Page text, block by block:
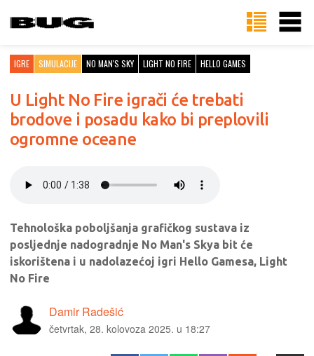
IGRE SIMULACIJE NO MAN'S SKY LIGHT NO FIRE HELLO GAMES
U Light No Fire igrači će trebati
brodove i posadu kako bi preplovili
ogromne oceane
Tehnološka poboljšanja grafičkog sustava iz
posljednje nadogradnje No Man's Skya bit će
iskorištena i u nadolazećoj igri Hello Gamesa, Light
No Fire
Damir Radešić
četvrtak, 28. kolovoza 2025. u 18:27